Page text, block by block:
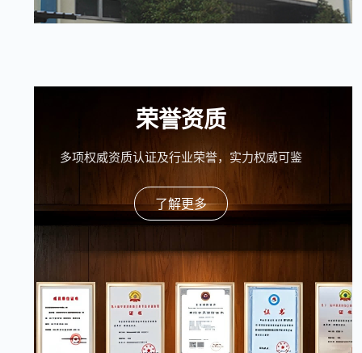
荣誉资质
多项权威资质认证及行业荣誉，实力权威可鉴
了解更多